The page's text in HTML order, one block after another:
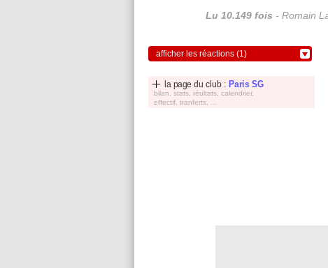
Lu 10.149 fois - Romain
afficher les réactions (1)
la page du club : Paris SG
bilan, stats, réultats, calendrier,
effectif, tranferts, ...